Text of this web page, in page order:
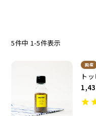
ドッグフード
5件中 1-5件表示
国産
ト